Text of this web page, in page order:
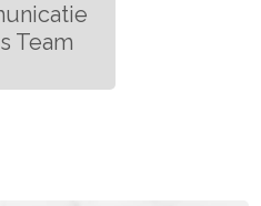
Team